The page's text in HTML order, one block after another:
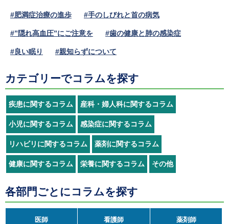
#肥満症治療の進歩 #手のしびれと首の病気
#”隠れ高血圧”にご注意を #歯の健康と肺の感染症
#良い眠り #親知らずについて
カテゴリーでコラムを探す
疾患に関するコラム 産科・婦人科に関するコラム
小児に関するコラム 感染症に関するコラム
リハビリに関するコラム 薬剤に関するコラム
健康に関するコラム 栄養に関するコラム その他
各部門ごとにコラムを探す
医師 看護師 薬剤師